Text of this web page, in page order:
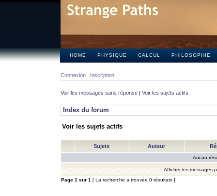
HOME PHYSIQUE CALCUL PHILOSOPHIE
Connexion Inscription
Voir les messages sans réponse | Voir les sujets actifs
Index du forum
Voir les sujets actifs
Sujets Auteur
Aucun
Afficher les messages
Page 1 sur 1 [ La recherche a trouvée 0 résultats ]